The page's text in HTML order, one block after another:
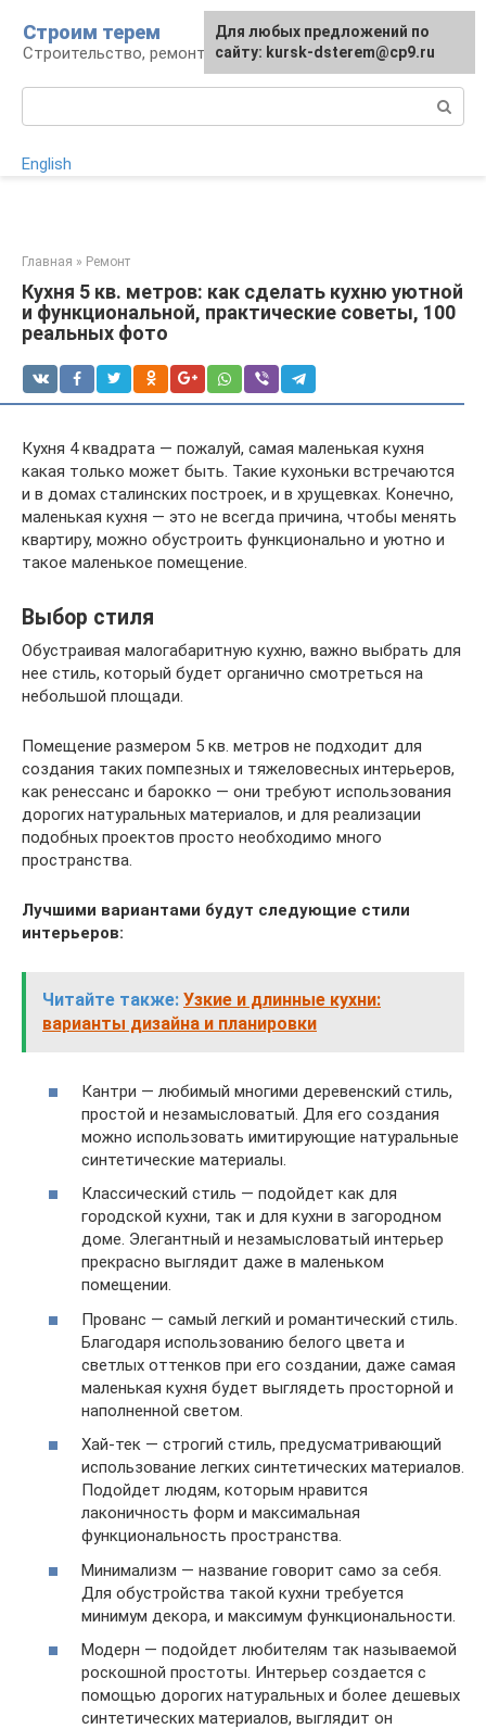
контенту
Строим терем
Строительство, ремонт, ландшафт
English
Главная » Ремонт
Кухня 5 кв. метров: как сделать кухню уютной
и функциональной, практические советы, 100
реальных фото
Кухня 4 квадрата — пожалуй, самая маленькая кухня
какая только может быть. Такие кухоньки встречаются
и в домах сталинских построек, и в хрущевках. Конечно,
маленькая кухня — это не всегда причина, чтобы менять
квартиру, можно обустроить функционально и уютно и
такое маленькое помещение.
Выбор стиля
Обустраивая малогабаритную кухню, важно выбрать для
нее стиль, который будет органично смотреться на
небольшой площади.
Помещение размером 5 кв. метров не подходит для
создания таких помпезных и тяжеловесных интерьеров,
как ренессанс и барокко — они требуют использования
дорогих натуральных материалов, и для реализации
подобных проектов просто необходимо много
пространства.
Лучшими вариантами будут следующие стили
интерьеров:
Читайте также: Узкие и длинные кухни:
варианты дизайна и планировки
Кантри — любимый многими деревенский стиль,
простой и незамысловатый. Для его создания
можно использовать имитирующие натуральные
синтетические материалы.
Классический стиль — подойдет как для
городской кухни, так и для кухни в загородном
доме. Элегантный и незамысловатый интерьер
прекрасно выглядит даже в маленьком
помещении.
Прованс — самый легкий и романтический стиль.
Благодаря использованию белого цвета и
светлых оттенков при его создании, даже самая
маленькая кухня будет выглядеть просторной и
наполненной светом.
Хай-тек — строгий стиль, предусматривающий
использование легких синтетических материалов.
Подойдет людям, которым нравится
лаконичность форм и максимальная
функциональность пространства.
Минимализм — название говорит само за себя.
Для обустройства такой кухни требуется
минимум декора, и максимум функциональности.
Модерн — подойдет любителям так называемой
роскошной простоты. Интерьер создается с
помощью дорогих натуральных и более дешевых
синтетических материалов, выглядит он
Для любых предложений по
сайту: kursk-dsterem@cp9.ru